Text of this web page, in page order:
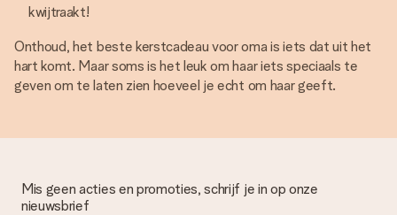
kwijtraakt!
Onthoud, het beste kerstcadeau voor oma is iets dat uit het
hart komt. Maar soms is het leuk om haar iets speciaals te
geven om te laten zien hoeveel je echt om haar geeft.
Mis geen acties en promoties, schrijf je in op onze
nieuwsbrief